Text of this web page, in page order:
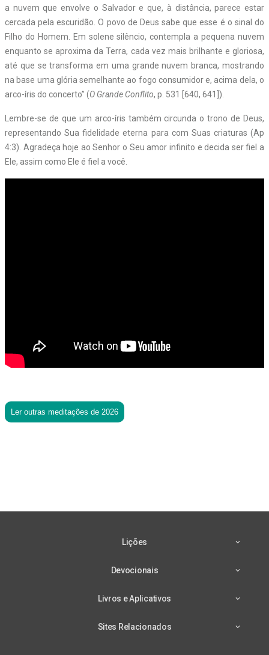
a nuvem que envolve o Salvador e que, à distância, parece estar
cercada pela escuridão. O povo de Deus sabe que esse é o sinal do
Filho do Homem. Em solene silêncio, contempla a pequena nuvem
enquanto se aproxima da Terra, cada vez mais brilhante e gloriosa,
até que se transforma em uma grande nuvem branca, mostrando
na base uma glória semelhante ao fogo consumidor e, acima dela, o
arco-íris do concerto” (O Grande Conflito, p. 531 [640, 641]).
Lembre-se de que um arco-íris também circunda o trono de Deus,
representando Sua fidelidade eterna para com Suas criaturas (Ap
4:3). Agradeça hoje ao Senhor o Seu amor infinito e decida ser fiel a
Ele, assim como Ele é fiel a você.
Ler outras meditações de 2026
Lições
Devocionais
Livros e Aplicativos
Sites Relacionados